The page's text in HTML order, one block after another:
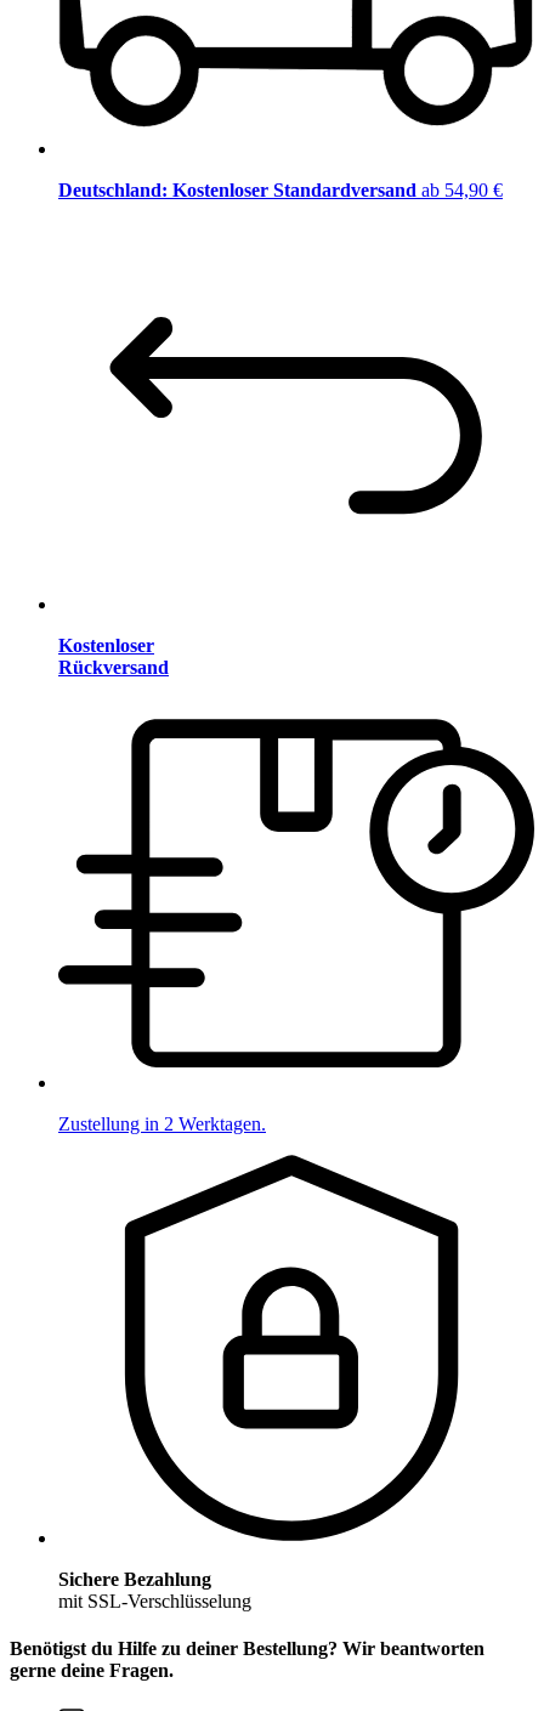
Deutschland: Kostenloser Standardversand ab 54,90 €
Kostenloser
Rückversand
Zustellung in 2 Werktagen.
Sichere Bezahlung
mit SSL-Verschlüsselung
Benötigst du Hilfe zu deiner Bestellung? Wir beantworten
gerne deine Fragen.